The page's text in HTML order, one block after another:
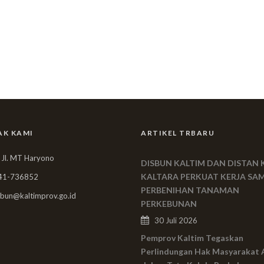
KAMI
MT Haryono
736852
ARTIKEL TRBARU
DISBUN KALTIM DAN DISTAN
KALTARA PERKUAT KERJA
PERBENIHAN TANAMAN
PERKEBUNAN
30 Juli 2026
Pemprov Kaltim Tegaskan
Perlindungan Hak Masyarakat